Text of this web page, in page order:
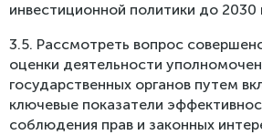
инвестиционной политики до 2030
3.5. Рассмотреть вопрос
оценки деятельности
государственных органов путем
ключевые показатели
соблюдения прав и законных